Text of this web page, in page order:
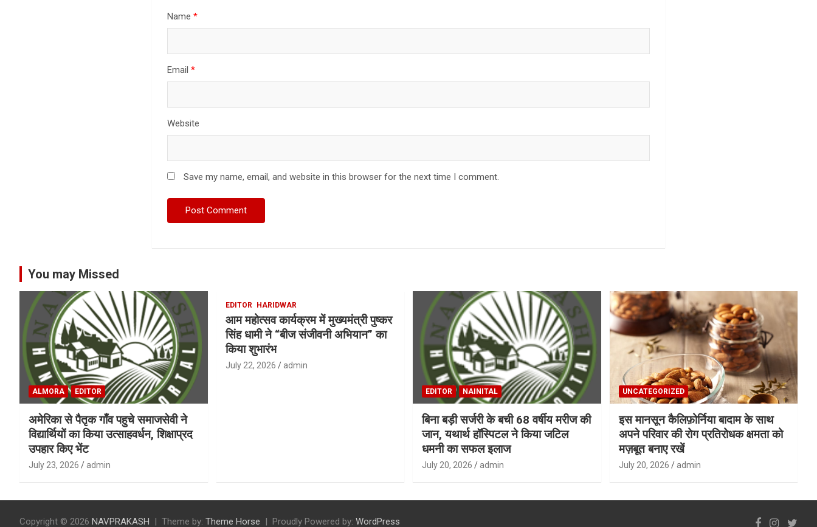
Name*
Email*
Website
Save my name, email, and website in this browser for the next time I comment.
You may Missed
ALMORA EDITOR
अमेरिका से पैतृक गाँव पहुचे समाजसेवी ने
विद्यार्थियों का किया उत्साहवर्धन, शिक्षाप्रद
उपहार किए भेंट
July 23, 2026 admin
EDITOR HARIDWAR
आम महोत्सव कार्यक्रम में मुख्यमंत्री पुष्कर
सिंह धामी ने “बीज संजीवनी अभियान” का
किया शुभारंभ
July 22, 2026 admin
EDITOR NAINITAL
बिना बड़ी सर्जरी के बची 68 वर्षीय मरीज की
जान, यथार्थ हॉस्पिटल ने किया जटिल
धमनी का सफल इलाज
July 20, 2026 admin
UNCATEGORIZED
इस मानसून कैलिफ़ोर्निया बादाम के साथ
अपने परिवार की रोग प्रतिरोधक क्षमता को
मज़बूत बनाए रखें
July 20, 2026 admin
Copyright © 2026 NAVPRAKASH Theme by: Theme Horse Proudly Powered by: WordPress